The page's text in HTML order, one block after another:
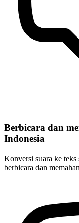
Berbicara dan
Indonesia
Konversi suara ke teks
berbicara dan